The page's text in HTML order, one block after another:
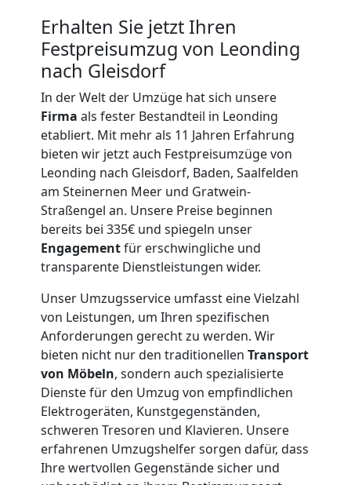
Erhalten Sie jetzt Ihren
Festpreisumzug von Leonding
nach Gleisdorf
In der Welt der Umzüge hat sich unsere
Firma als fester Bestandteil in Leonding
etabliert. Mit mehr als 11 Jahren Erfahrung
bieten wir jetzt auch Festpreisumzüge von
Leonding nach Gleisdorf, Baden, Saalfelden
am Steinernen Meer und Gratwein-
Straßengel an. Unsere Preise beginnen
bereits bei 335€ und spiegeln unser
Engagementfür erschwingliche und
transparente Dienstleistungen wider.
Unser Umzugsservice umfasst eine Vielzahl
von Leistungen, um Ihren spezifischen
Anforderungen gerecht zu werden. Wir
bieten nicht nur den traditionellen Transport
von Möbeln, sondern auch spezialisierte
Dienste für den Umzug von empfindlichen
Elektrogeräten, Kunstgegenständen,
schweren Tresoren und Klavieren. Unsere
erfahrenen Umzugshelfer sorgen dafür, dass
Ihre wertvollen Gegenstände sicher und
Beiladung
Leonding
Mini
Umzug
Leonding
Umzug
Mann
LKW